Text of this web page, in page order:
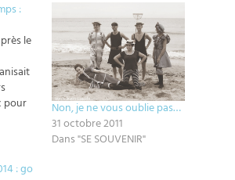
:
le
pour
Non, je ne vous oublie pas…
31 octobre 2011
Dans "SE SOUVENIR"
: go